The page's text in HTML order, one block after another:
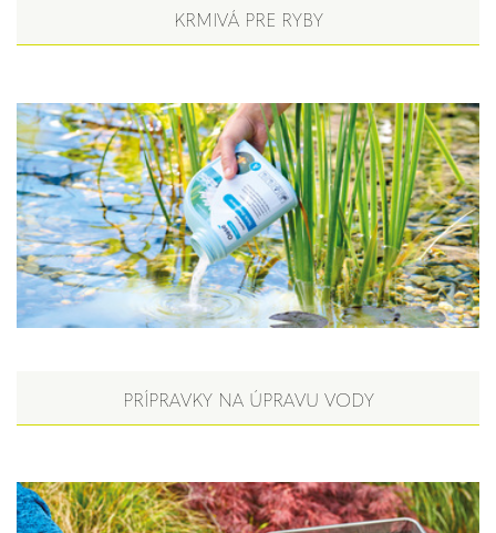
KRMIVÁ PRE RYBY
PRÍPRAVKY NA ÚPRAVU VODY